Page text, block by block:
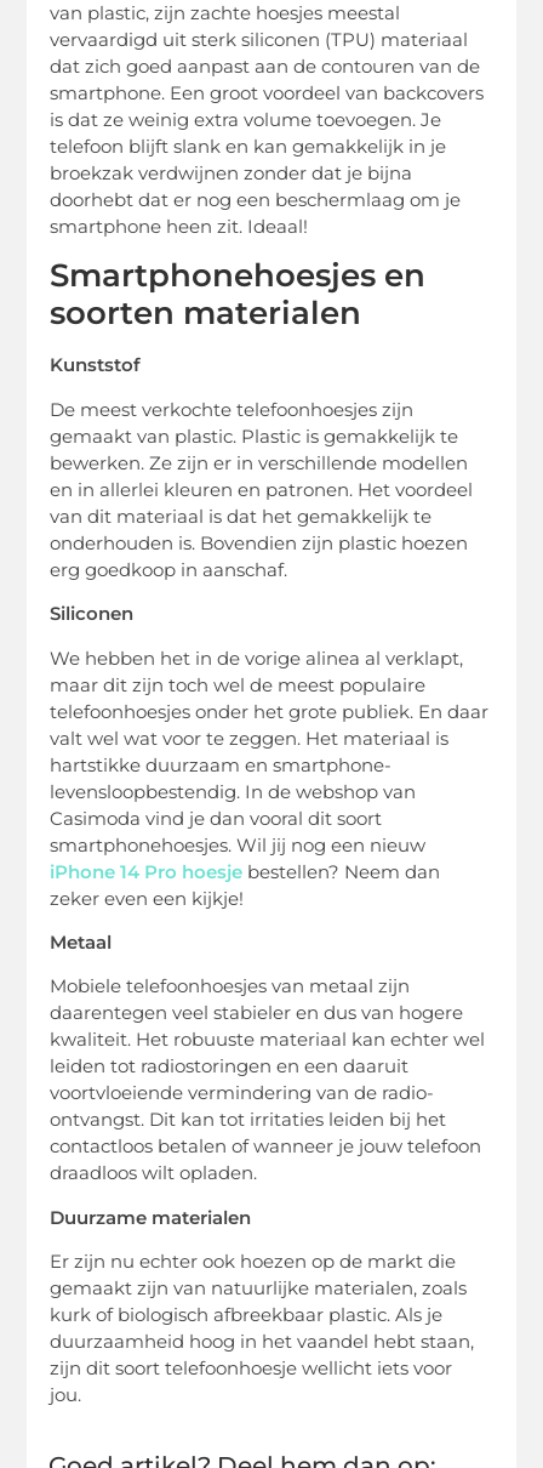
van plastic, zijn zachte hoesjes meestal
vervaardigd uit sterk siliconen (TPU) materiaal
dat zich goed aanpast aan de contouren van de
smartphone. Een groot voordeel van backcovers
is dat ze weinig extra volume toevoegen. Je
telefoon blijft slank en kan gemakkelijk in je
broekzak verdwijnen zonder dat je bijna
doorhebt dat er nog een beschermlaag om je
smartphone heen zit. Ideaal!
Smartphonehoesjes en
soorten materialen
Kunststof
De meest verkochte telefoonhoesjes zijn
gemaakt van plastic. Plastic is gemakkelijk te
bewerken. Ze zijn er in verschillende modellen
en in allerlei kleuren en patronen. Het voordeel
van dit materiaal is dat het gemakkelijk te
onderhouden is. Bovendien zijn plastic hoezen
erg goedkoop in aanschaf.
Siliconen
We hebben het in de vorige alinea al verklapt,
maar dit zijn toch wel de meest populaire
telefoonhoesjes onder het grote publiek. En daar
valt wel wat voor te zeggen. Het materiaal is
hartstikke duurzaam en smartphone-
levensloopbestendig. In de webshop van
Casimoda vind je dan vooral dit soort
smartphonehoesjes. Wil jij nog een nieuw
iPhone 14 Pro hoesje bestellen? Neem dan
zeker even een kijkje!
Metaal
Mobiele telefoonhoesjes van metaal zijn
daarentegen veel stabieler en dus van hogere
kwaliteit. Het robuuste materiaal kan echter wel
leiden tot radiostoringen en een daaruit
voortvloeiende vermindering van de radio-
ontvangst. Dit kan tot irritaties leiden bij het
contactloos betalen of wanneer je jouw telefoon
draadloos wilt opladen.
Duurzame materialen
Er zijn nu echter ook hoezen op de markt die
gemaakt zijn van natuurlijke materialen, zoals
kurk of biologisch afbreekbaar plastic. Als je
duurzaamheid hoog in het vaandel hebt staan,
zijn dit soort telefoonhoesje wellicht iets voor
jou.